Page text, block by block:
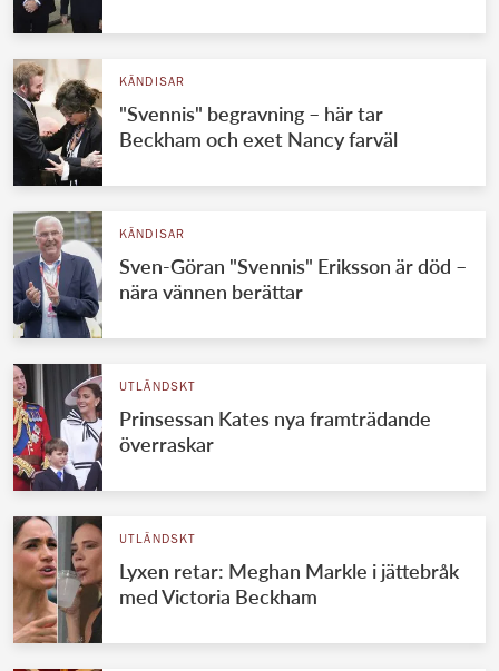
KÄNDISAR
"Svennis" begravning – här tar
Beckham och exet Nancy farväl
KÄNDISAR
Sven-Göran "Svennis" Eriksson är död –
nära vännen berättar
UTLÄNDSKT
Prinsessan Kates nya framträdande
överraskar
UTLÄNDSKT
Lyxen retar: Meghan Markle i jättebråk
med Victoria Beckham